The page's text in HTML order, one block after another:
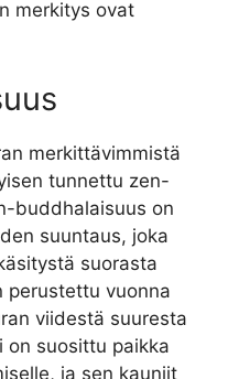
merkitys ovat
merkittävimmistä
tunnettu zen-
buddhalaisuus on
suuntaus, joka
suorasta
perustettu vuonna
viidestä suuresta
on suosittu paikka
ja sen kauniit